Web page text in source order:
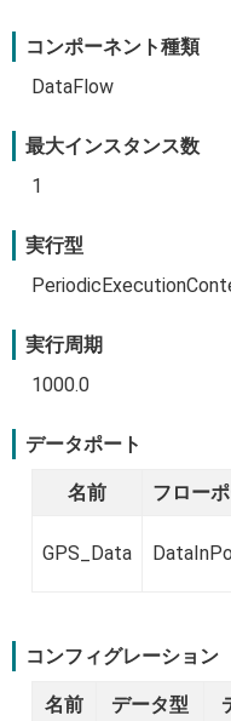
コンポーネント種類
DataFlow
最大インスタンス数
1
実行型
実行周期
1000.0
データポート
名前 フロー
GPS_Data
コンフィグレーション
名前 データ型